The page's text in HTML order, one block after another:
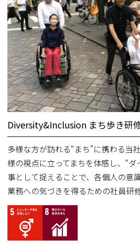
Diversity&Inclusion まち歩き研
多様な方が訪れる“まち”に携わる当
様の視点に立ってまちを体感し、“
事として捉えることで、各個人の意
業務への気づきを得るための社員研修